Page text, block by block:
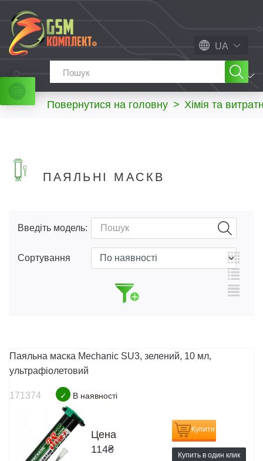
UA
МЕНЮ
Повернутися на головну > Хімія та
ПАЯЛЬНІ МАСКB
Введіть модель:
Сортування
Паяльна маска Mechanic SU3, зелений, 10 мл,
ультрафіолетовий
171374 ✓ В наявності
Цена
114₴
Купити
Купить в один клик